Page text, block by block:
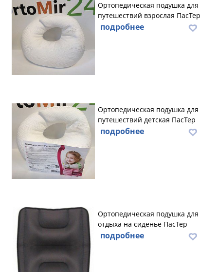
Ортопедическая подушка для
путешествий взрослая ПасТер
подробнее
Ортопедическая подушка для
путешествий детская ПасТер
подробнее
Ортопедическая подушка для
отдыха на сиденье ПасТер
подробнее